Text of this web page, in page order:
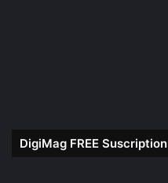
DigiMag FREE Suscription